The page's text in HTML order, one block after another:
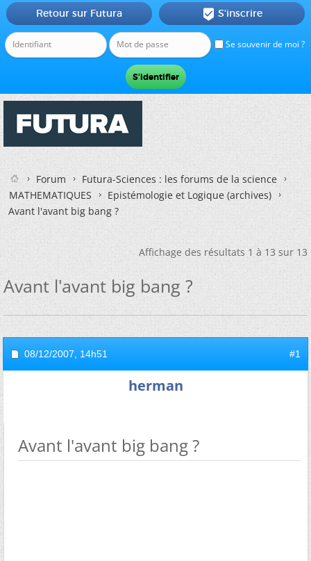
Se souvenir de moi ?
Retour sur Futura  S'inscrire
Forum
Futura-Sciences : les forums de la science
MATHEMATIQUES
Epistémologie et Logique (archives)
Avant l'avant big bang ?
Affichage des résultats 1 à 13 sur 13
Avant l'avant big bang ?
08/12/2007, 14h51 #1
herman
Avant l'avant big bang ?